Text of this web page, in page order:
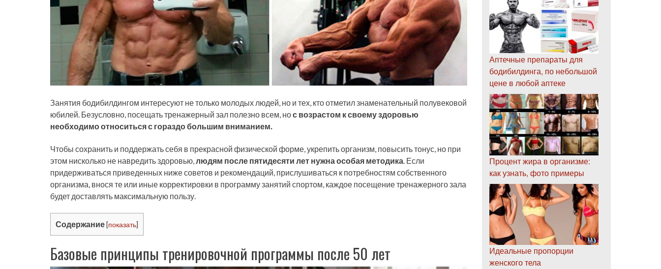
Занятия бодибилдингом интересуют не только молодых людей, но и тех, кто отметил знаменательный полувековой
юбилей. Безусловно, посещать тренажерный зал полезно всем, нос возрастом к своему здоровью
необходимо относиться с гораздо большим вниманием.
Чтобы сохранить и поддержать себя в прекрасной физической форме, укрепить организм, повысить тонус, но при
этом нисколько не навредить здоровью,людям после пятидесяти лет нужна особая методика. Если
придерживаться приведенных ниже советов и рекомендаций, прислушиваться к потребностям собственного
организма, внося те или иные корректировки в программу занятий спортом, каждое посещение тренажерного зала
будет доставлять максимальную пользу.
Содержание показать
Базовые принципы тренировочной программы после 50 лет
Аптечные препараты для
бодибилдинга, по небольшой
цене в любой аптеке
Процент жира в организме:
как узнать, фото примеры
Идеальные пропорции
женского тела